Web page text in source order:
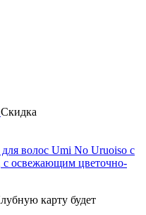
Скидка
волос Umi No Uruoiso с
с освежающим цветочно-
карту будет